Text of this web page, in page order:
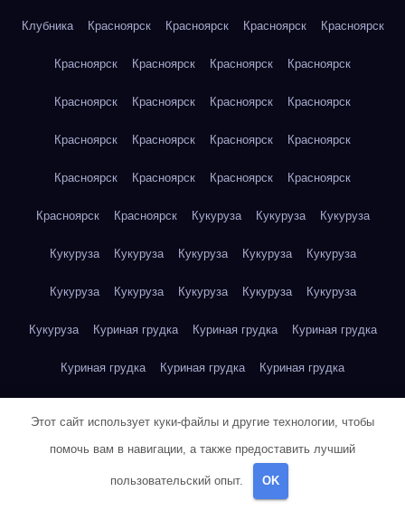
Клубника Красноярск Красноярск Красноярск Красноярск
Красноярск Красноярск Красноярск Красноярск
Красноярск Красноярск Красноярск Красноярск
Красноярск Красноярск Красноярск Красноярск
Красноярск Красноярск Красноярск Красноярск
Красноярск Красноярск Кукуруза Кукуруза Кукуруза
Кукуруза Кукуруза Кукуруза Кукуруза Кукуруза
Кукуруза Кукуруза Кукуруза Кукуруза Кукуруза
Кукуруза Куриная грудка Куриная грудка Куриная грудка
Куриная грудка Куриная грудка Куриная грудка
Куриная грудка Куриная грудка Куриная грудка
Куриная грудка Куриная грудка Куриная грудка
Этот сайт использует куки-файлы и другие технологии, чтобы
помочь вам в навигации, а также предоставить лучший
пользовательский опыт. OK